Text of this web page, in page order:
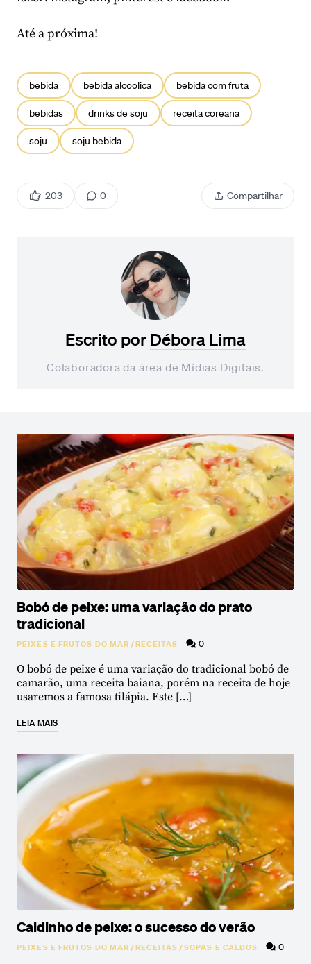
Até a próxima!
bebida bebida alcoolica bebida com fruta
bebidas drinks de soju receita coreana
soju soju bebida
203 0 Compartilhar
Escrito por Débora Lima
Colaboradora da área de Mídias Digitais.
Bobó de peixe: uma variação do prato
tradicional
PEIXES E FRUTOS DO MAR/RECEITAS 0
O bobó de peixe é uma variação do tradicional bobó de
camarão, uma receita baiana, porém na receita de hoje
usaremos a famosa tilápia. Este […]
LEIA MAIS
Caldinho de peixe: o sucesso do verão
PEIXES E FRUTOS DO MAR/RECEITAS/SOPAS E CALDOS 0